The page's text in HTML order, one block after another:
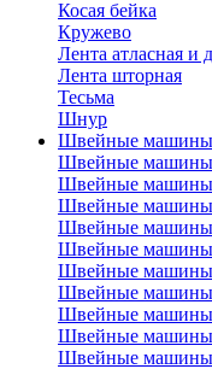
Косая бейка
Кружево
Лента aтласная и
Лента шторная
Тесьма
Шнур
Швейные машины
Швейные
Швейные машины
Швейные машины
Швейные машины
Швейные машины
Швейные машины
Швейные машины
Швейные машины
Швейные машины
Швейные машины